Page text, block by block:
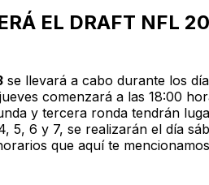
EL DRAFT NFL
se llevará a cabo durante los
comenzará a las 18:00
y tercera ronda tendrán
5, 6 y 7, se realizarán el día
que aquí te